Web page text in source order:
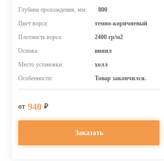
Глубина прохождения, мм:
800
Цвет ворса:
темно-коричневый
Плотность ворса:
2400 гр/м2
Основа:
винил
Место установки:
холл
Особенности:
Товар закончился.
от 940 ₽
Заказать